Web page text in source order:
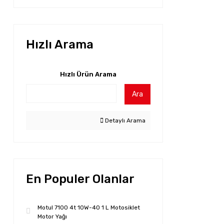
Hızlı Arama
Hızlı Ürün Arama
Ara
Detaylı Arama
En Populer Olanlar
Motul 7100 4t 10W-40 1 L Motosiklet
Motor Yağı